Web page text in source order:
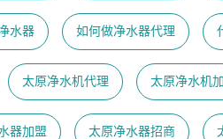
水器 如何做净水器代理
太原净水机代理 太原净水机
器加盟 太原净水器招商